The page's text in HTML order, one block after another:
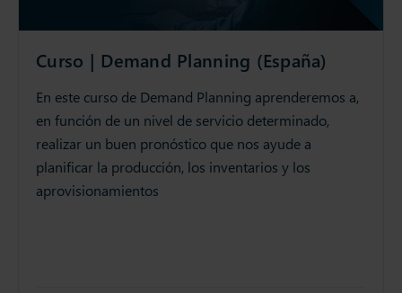
Curso | Demand Planning (España)
En este curso de Demand Planning aprenderemos a,
en función de un nivel de servicio determinado,
realizar un buen pronóstico que nos ayude a
planificar la producción, los inventarios y los
aprovisionamientos